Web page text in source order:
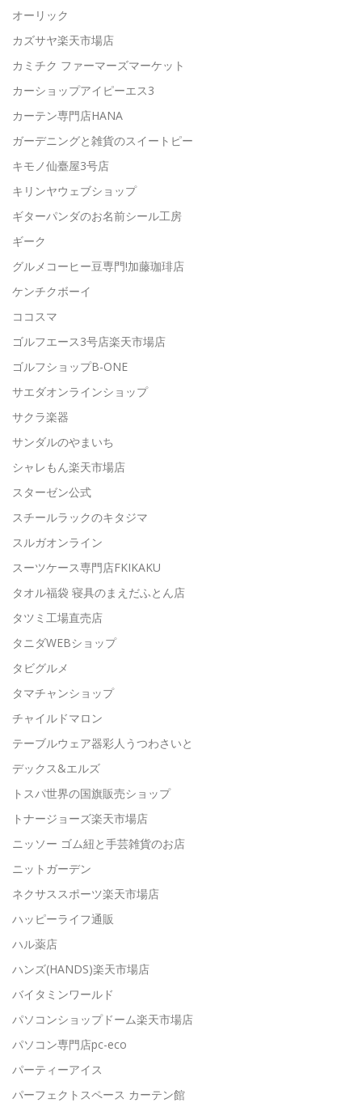
オーリック
カズサヤ楽天市場店
カミチク ファーマーズマーケット
カーショップアイピーエス3
カーテン専門店HANA
ガーデニングと雑貨のスイートピー
キモノ仙臺屋3号店
キリンヤウェブショップ
ギターパンダのお名前シール工房
ギーク
グルメコーヒー豆専門!加藤珈琲店
ケンチクボーイ
ココスマ
ゴルフエース3号店楽天市場店
ゴルフショップB-ONE
サエダオンラインショップ
サクラ楽器
サンダルのやまいち
シャレもん楽天市場店
スターゼン公式
スチールラックのキタジマ
スルガオンライン
スーツケース専門店FKIKAKU
タオル福袋 寝具のまえだふとん店
タツミ工場直売店
タニダWEBショップ
タビグルメ
タマチャンショップ
チャイルドマロン
テーブルウェア器彩人うつわさいと
デックス&エルズ
トスパ世界の国旗販売ショップ
トナージョーズ楽天市場店
ニッソー ゴム紐と手芸雑貨のお店
ニットガーデン
ネクサススポーツ楽天市場店
ハッピーライフ通販
ハル薬店
ハンズ(HANDS)楽天市場店
バイタミンワールド
パソコンショップドーム楽天市場店
パソコン専門店pc-eco
パーティーアイス
パーフェクトスペース カーテン館